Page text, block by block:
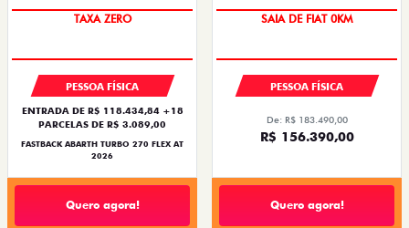
SAIA DE FIAT 0KM
PESSOA FÍSICA
ENTRADA DE R$ 118.434,84 +18
PARCELAS DE R$ 3.089,00
FASTBACK ABARTH TURBO 270 FLEX AT
2026
Quero agora!
PESSOA FÍSICA
De: R$ 183.490,00
R$ 156.390,00
Quero agora!